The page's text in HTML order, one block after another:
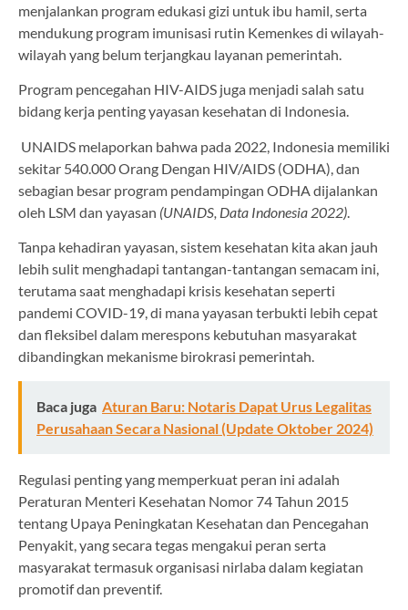
menjalankan program edukasi gizi untuk ibu hamil, serta
mendukung program imunisasi rutin Kemenkes di wilayah-
wilayah yang belum terjangkau layanan pemerintah.
Program pencegahan HIV-AIDS juga menjadi salah satu
bidang kerja penting yayasan kesehatan di Indonesia.
UNAIDS melaporkan bahwa pada 2022, Indonesia memiliki
sekitar 540.000 Orang Dengan HIV/AIDS (ODHA), dan
sebagian besar program pendampingan ODHA dijalankan
oleh LSM dan yayasan (UNAIDS, Data Indonesia 2022)
Tanpa kehadiran yayasan, sistem kesehatan kita akan jauh
lebih sulit menghadapi tantangan-tantangan semacam ini,
terutama saat menghadapi krisis kesehatan seperti
pandemi COVID-19, di mana yayasan terbukti lebih cepat
dan fleksibel dalam merespons kebutuhan masyarakat
dibandingkan mekanisme birokrasi pemerintah.
Baca juga Aturan Baru: Notaris Dapat Urus Legalitas
Perusahaan Secara Nasional (Update Oktober 2024)
Regulasi penting yang memperkuat peran ini adalah
Peraturan Menteri Kesehatan Nomor 74 Tahun 2015
tentang Upaya Peningkatan Kesehatan dan Pencegahan
Penyakit, yang secara tegas mengakui peran serta
masyarakat termasuk organisasi nirlaba dalam kegiatan
promotif dan preventif.